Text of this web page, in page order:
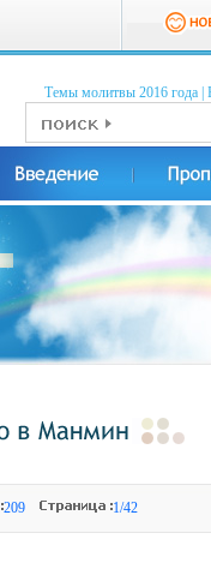
Темы молитвы 2016 годa
209 1/42